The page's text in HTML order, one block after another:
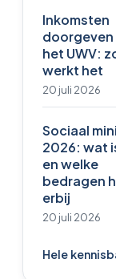
Inkomsten
doorgeven
het UWV:
werkt het
20 juli 2026
Sociaal
2026: wat
en welke
bedragen
erbij
20 juli 2026
Hele